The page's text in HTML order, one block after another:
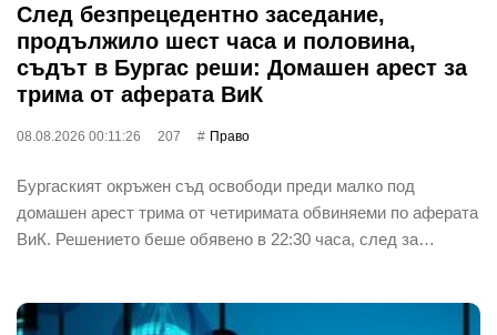
След безпрецедентно заседание,
продължило шест часа и половина,
съдът в Бургас реши: Домашен арест за
трима от аферата ВиК
08.08.2026 00:11:26 207 Право
Бургаският окръжен съд освободи преди малко под
домашен арест трима от четиримата обвиняеми по аферата
ВиК. Решението беше обявено в 22:30 часа, след за…